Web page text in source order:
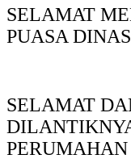
SELAMAT
PUASA
SELAMAT
PERUMAHAN